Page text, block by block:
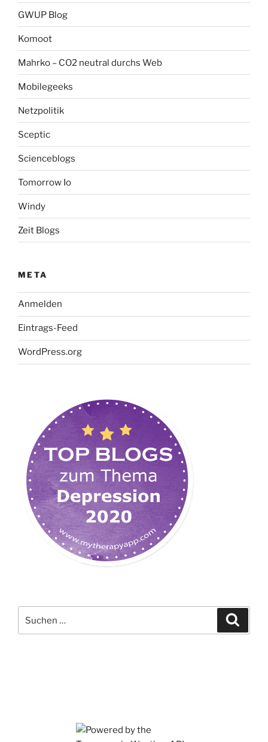
GWUP Blog
Komoot
Mahrko – CO2 neutral durchs Web
Mobilegeeks
Netzpolitik
Sceptic
Scienceblogs
Tomorrow Io
Windy
Zeit Blogs
META
Anmelden
Eintrags-Feed
WordPress.org
nach: